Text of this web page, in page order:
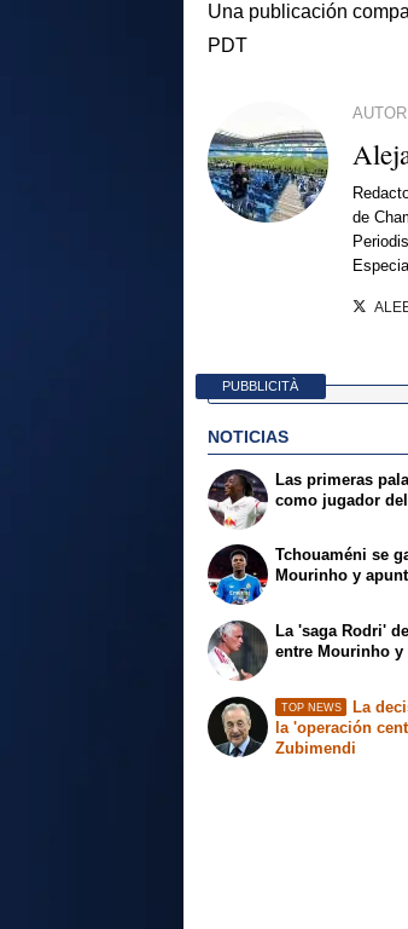
Una publicación
PDT
AUTOR
de
PUBBLICITÀ
NOTICIAS
Las primeras
como jugador
Tchouaméni se
Mourinho y
La 'saga Rodri'
entre Mourinho y
TOP NEWS
La
la 'operación
Zubimendi